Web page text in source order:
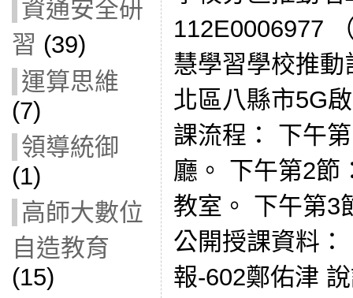
資通安全研
習 (39)
運算思維
(7)
領導統御
(1)
高師大數位
自造教育
(15)
112E0006977
慧學習學校推
北區八縣市5G
課流程： 下午
廳。 下午第2節
教室。 下午第3
公開授課資料
報-602鄭佑津